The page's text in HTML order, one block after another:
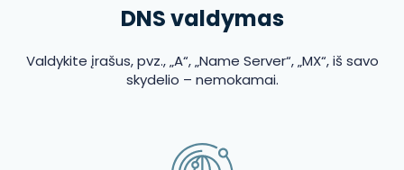
DNS valdymas
Valdykite įrašus, pvz., „A“, „Name Server“, „MX“, iš savo
skydelio – nemokamai.